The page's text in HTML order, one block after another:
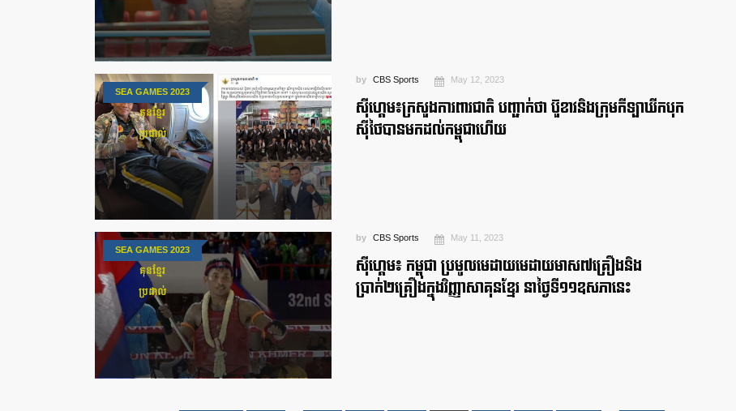
SEA GAMES 2023
គុនខ្មែរ
ប្រដាល់
by CBS Sports May 12, 2023
ស៊ីហ្គេម៖ក្រសួងការពារជាតិ បញ្ជាក់ថា ប៊ួខាវនិងក្រុមកីឡាឃីកបុក
ស៊ីថៃបានមកដល់កម្ពុជាហើយ
SEA GAMES 2023
គុនខ្មែរ
ប្រដាល់
by CBS Sports May 11, 2023
ស៊ីហ្គេម៖ កម្ពុជា ប្រមូលមេដាយមេដាយមាស៧គ្រឿងនិង
ប្រាក់២គ្រឿងក្នុងវិញ្ញាសាគុនខ្មែរ នាថ្ងៃទី១១ឧសភានេះ